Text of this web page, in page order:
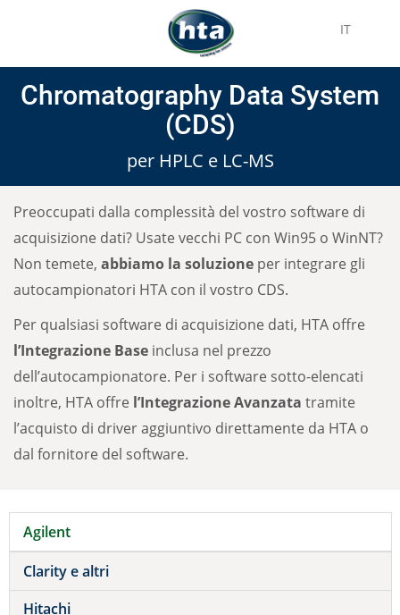
IT
Chromatography Data System
(CDS)
per HPLC e LC-MS
Preoccupati dalla complessità del vostro software di
acquisizione dati? Usate vecchi PC con Win95 o WinNT?
Non temete, abbiamo la soluzione per integrare gli
autocampionatori HTA con il vostro CDS.
Per qualsiasi software di acquisizione dati, HTA offre
l’Integrazione Base inclusa nel prezzo
dell’autocampionatore. Per i software sotto-elencati
inoltre, HTA offre l’Integrazione Avanzata tramite
l’acquisto di driver aggiuntivo direttamente da HTA o
dal fornitore del software.
Agilent
Clarity e altri
Hitachi